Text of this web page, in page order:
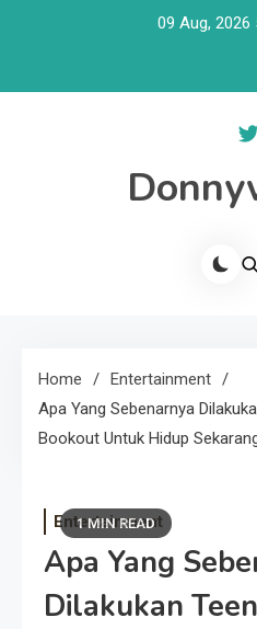
09 Aug, 2026
Home
Entertainment
Apa Yang Sebenarnya
Bookout Untuk Hidup
1 MIN READ
Entertainment
Apa Yang
Dilakukan